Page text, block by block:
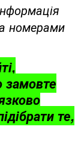
номерами
замовте
те,